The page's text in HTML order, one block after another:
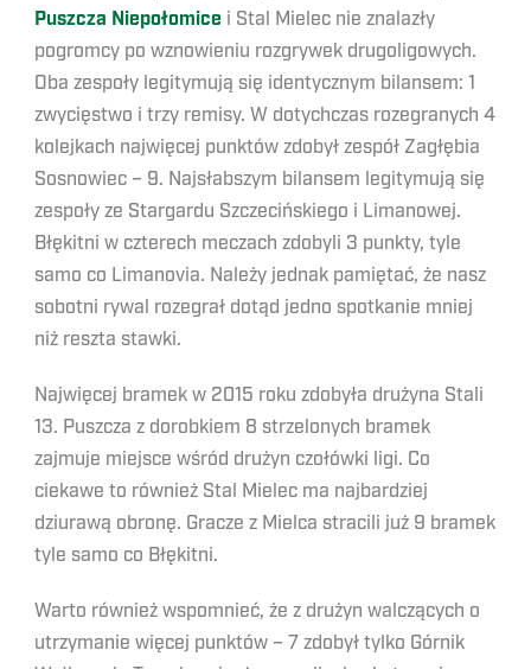
Puszcza Niepołomice i Stal Mielec nie znalazły
pogromcy po wznowieniu rozgrywek drugoligowych.
Oba zespoły legitymują się identycznym bilansem: 1
zwycięstwo i trzy remisy. W dotychczas rozegranych 4
kolejkach najwięcej punktów zdobył zespół Zagłębia
Sosnowiec – 9. Najsłabszym bilansem legitymują się
zespoły ze Stargardu Szczecińskiego i Limanowej.
Błękitni w czterech meczach zdobyli 3 punkty, tyle
samo co Limanovia. Należy jednak pamiętać, że nasz
sobotni rywal rozegrał dotąd jedno spotkanie mniej
niż reszta stawki.
Najwięcej bramek w 2015 roku zdobyła drużyna Stali
13. Puszcza z dorobkiem 8 strzelonych bramek
zajmuje miejsce wśród drużyn czołówki ligi. Co
ciekawe to również Stal Mielec ma najbardziej
dziurawą obronę. Gracze z Mielca stracili już 9 bramek
tyle samo co Błękitni.
Warto również wspomnieć, że z drużyn walczących o
utrzymanie więcej punktów – 7 zdobył tylko Górnik